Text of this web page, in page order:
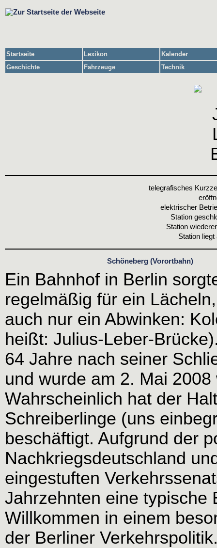
Startseite Lexikon
Kalender
Geschichte
Fahrzeuge Technik
telegrafisches
elektrischer
Station
Station
Station liegt
Schöneberg (Vorortbahn)
Ein Bahnhof in Berlin
regelmäßig für ein
auch nur ein Abwinken:
heißt: Julius-Leber-
64 Jahre nach seiner
und wurde am 2. Mai
Wahrscheinlich hat der
Schreiberlinge (uns
beschäftigt. Aufgrund der
Nachkriegsdeutschland
eingestuften
Jahrzehnten eine typische
Willkommen in einem
der Berliner